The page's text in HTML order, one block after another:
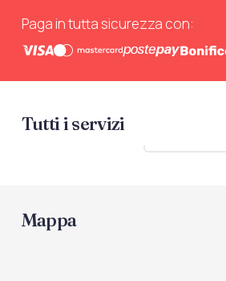
Paga in tutta sicurezza con:
Tutti i servizi
Mappa